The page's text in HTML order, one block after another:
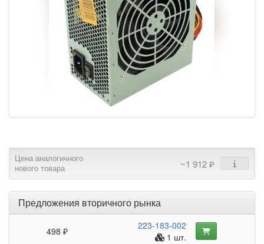
Цена аналогичного
нового товара
~1 912 ₽
Предложения вторичного рынка
498 ₽
223-183-002
1 шт.